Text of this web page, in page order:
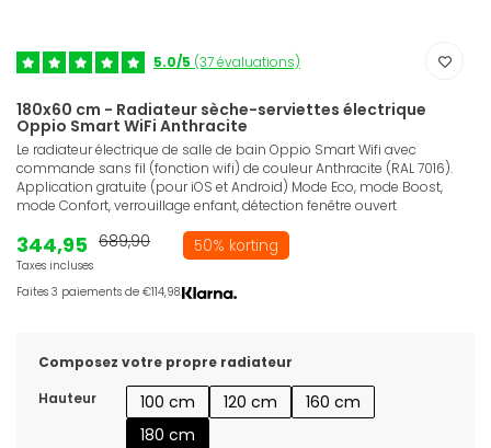
5.0/5 (37 évaluations)
180x60 cm - Radiateur sèche-serviettes électrique
Oppio Smart WiFi Anthracite
Le radiateur électrique de salle de bain Oppio Smart Wifi avec
commande sans fil (fonction wifi) de couleur Anthracite (RAL 7016).
Application gratuite (pour iOS et Android) Mode Eco, mode Boost,
mode Confort, verrouillage enfant, détection fenêtre ouvert
344,95
Taxes incluses
689,90 50% korting
Faites 3 paiements de €114,98.
Composez votre propre radiateur
Hauteur
100 cm 120 cm
160 cm
180 cm